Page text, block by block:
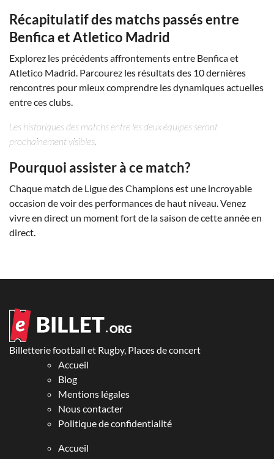
Récapitulatif des matchs passés entre
Benfica et Atletico Madrid
Explorez les précédents affrontements entre Benfica et
Atletico Madrid. Parcourez les résultats des 10 dernières
rencontres pour mieux comprendre les dynamiques actuelles
entre ces clubs.
Les historiques des matchs entre les deux équipes seront
prochainement visibles.
Pourquoi assister à ce match?
Chaque match de Ligue des Champions est une incroyable
occasion de voir des performances de haut niveau. Venez
vivre en direct un moment fort de la saison de cette année en
direct.
Billetterie football et Rugby, Places de concert
Accueil
Blog
Mentions légales
Nous contacter
Politique de confidentialité
Accueil